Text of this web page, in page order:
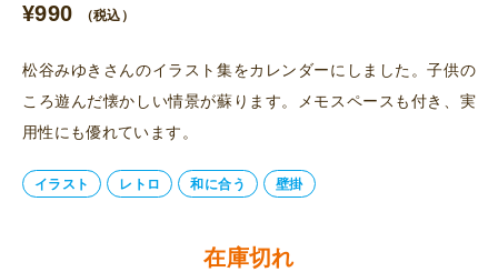
¥990 （税込）
松谷みゆきさんのイラスト集をカレンダーにしました。子供の
ころ遊んだ懐かしい情景が蘇ります。メモスペースも付き、実
用性にも優れています。
イラスト レトロ 和に合う 壁掛
在庫切れ